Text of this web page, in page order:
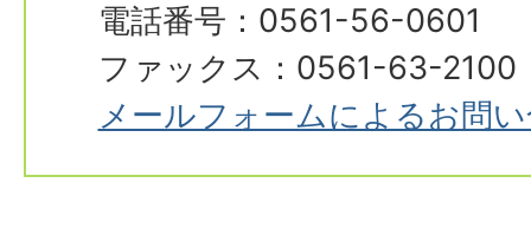
電話番号：0561-56-0601
ファックス：0561-63-2100
メールフォームによるお問